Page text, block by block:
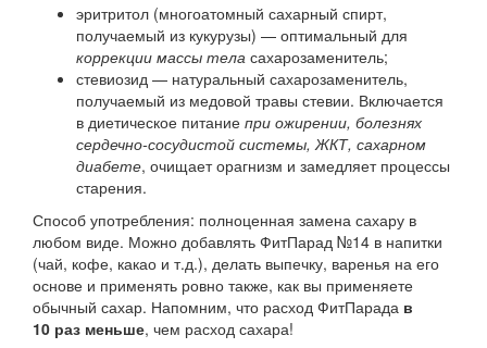
эритритол (многоатомный сахарный спирт,
получаемый из кукурузы) — оптимальный для
коррекции массы тела сахарозаменитель;
стевиозид — натуральный сахарозаменитель,
получаемый из медовой травы стевии. Включается
в диетическое питание при ожирении, болезнях
сердечно-сосудистой системы, ЖКТ, сахарном
диабете, очищает орагнизм и замедляет процессы
старения.
Способ употребления: полноценная замена сахару в
любом виде. Можно добавлять ФитПарад №14 в напитки
(чай, кофе, какао и т.д.), делать выпечку, варенья на его
основе и применять ровно также, как вы применяете
обычный сахар. Напомним, что расход ФитПарада в
10 раз меньше, чем расход сахара!